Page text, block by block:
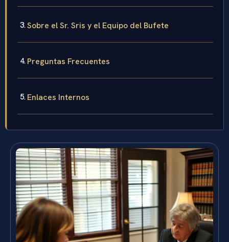
Sobre el Sr. Sris y el Equipo del Bufete
Preguntas Frecuentes
Enlaces Internos